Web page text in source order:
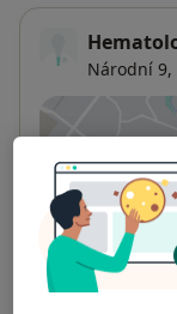
Národní 9,
Dostupnost
Na této
Co mám v